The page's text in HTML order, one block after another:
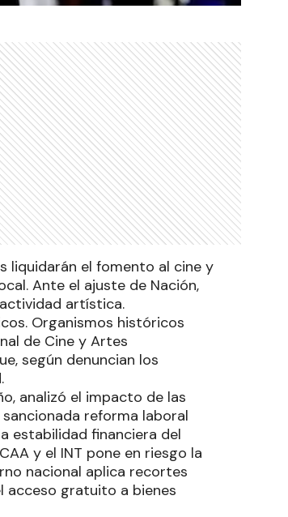
liquidarán el fomento al cine y
Ante el ajuste de Nación,
artística.
Organismos históricos
de Cine y Artes
según denuncian los
analizó el impacto de las
reforma laboral
estabilidad financiera del
y el INT pone en riesgo la
nacional aplica recortes
acceso gratuito a bienes